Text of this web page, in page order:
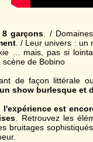
garçons . /
. / Leur univers : un
… mais, pas si
scène de Bobino
de façon littérale
un show burlesque et
l'expérience est
. Retrouvez les
bruitages